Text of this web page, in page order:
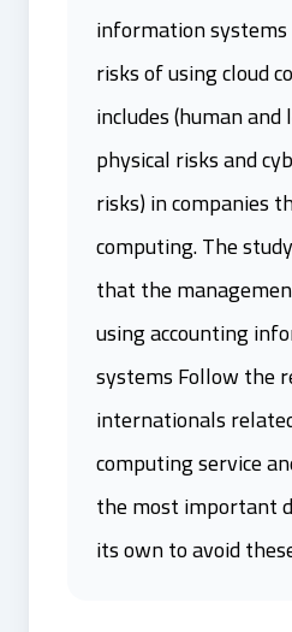
information
risks of using cloud
includes (human
physical risks and
risks) in companies
computing. The
that the
using accounting
systems Follow the
internationals
computing service
the most important
its own to avoid